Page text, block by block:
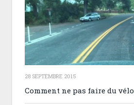
28 SEPTEMBRE 2015
Comment ne pas faire du vélo